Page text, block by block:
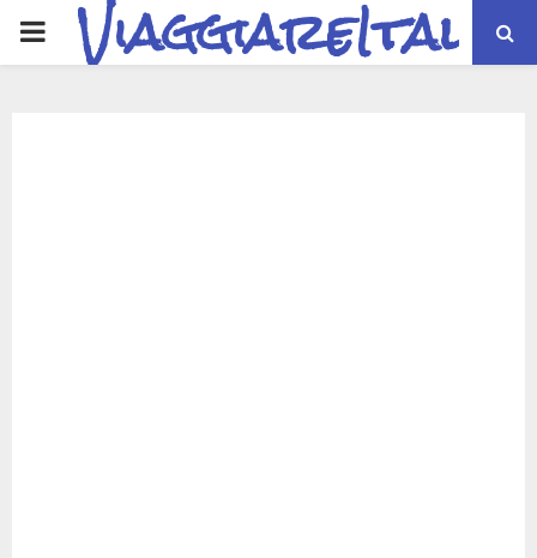
PRIMARYViaggiareItalia